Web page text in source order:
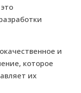
и
которое
их